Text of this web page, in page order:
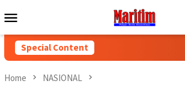
to
Menu
Special Content
Home NASIONAL